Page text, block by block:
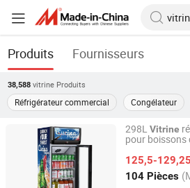
Produits Fournisseurs
38,588 vitrine Produits
Réfrigérateur commercial Congélateur
298L Vitrine
pour boissons
125,5-
104 Pièces
Feilong Home Electrical Group Co.,
Zhejiang, China Depuis